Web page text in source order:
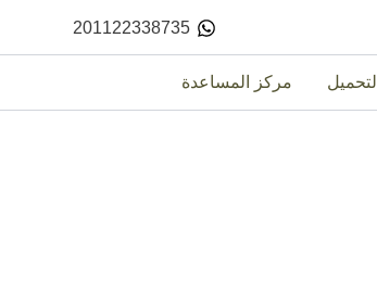
201122338735
التحميل مركز المساعدة